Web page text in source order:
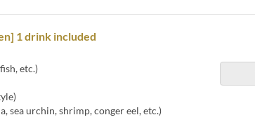
1 drink included
etc.)
sea urchin, shrimp, conger eel, etc.)